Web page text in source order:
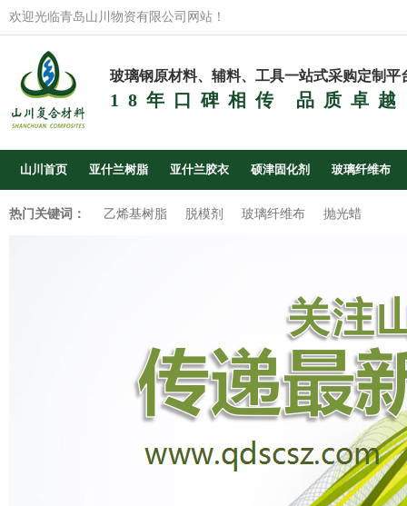
欢迎光临青岛山川物资有限公司网站！
玻璃钢原材料、辅料、工具一站式采购定制平
18年口碑相传 品质卓越
山川首页 亚什兰树脂 亚什兰胶衣 硕津固化剂 玻璃纤维布
热门关键词： 乙烯基树脂 脱模剂 玻璃纤维布 抛光蜡